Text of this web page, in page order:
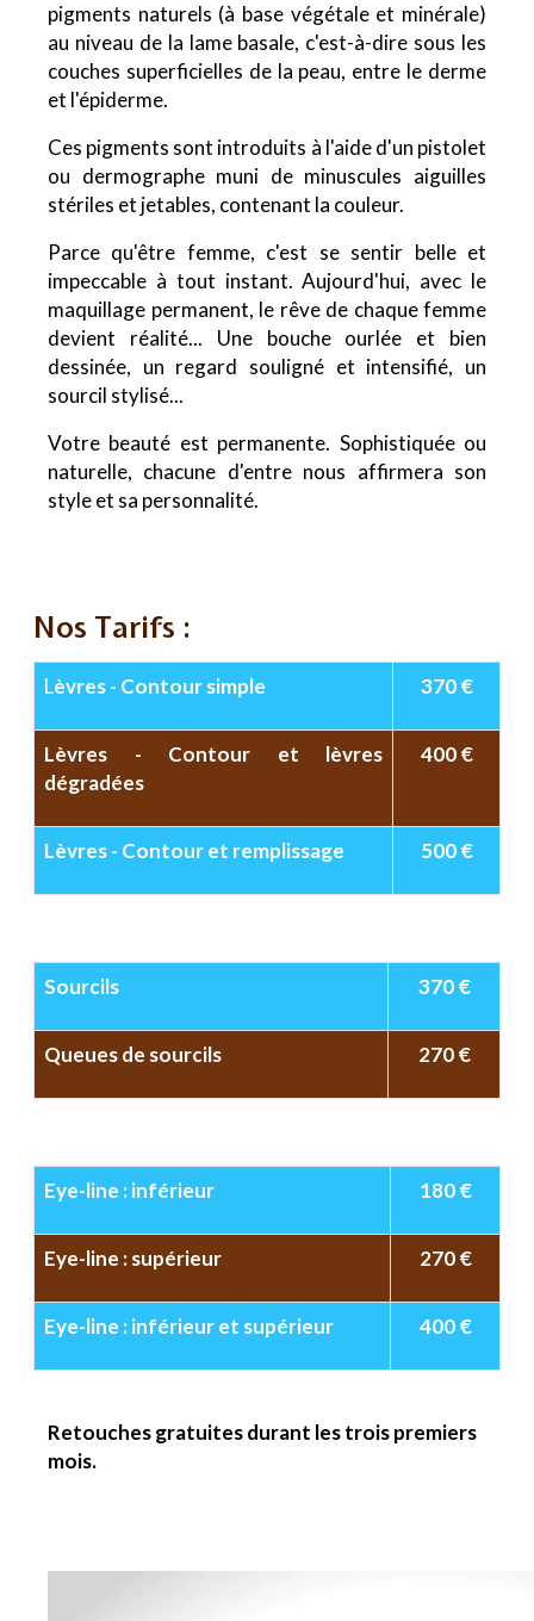
pigments naturels (à base végétale et minérale)
au niveau de la lame basale, c'est-à-dire sous les
couches superficielles de la peau, entre le derme
et l'épiderme.
Ces pigments sont introduits à l'aide d'un pistolet
ou dermographe muni de minuscules aiguilles
stériles et jetables, contenant la couleur.
Parce qu'être femme, c'est se sentir belle et
impeccable à tout instant. Aujourd'hui, avec le
maquillage permanent, le rêve de chaque femme
devient réalité... Une bouche ourlée et bien
dessinée, un regard souligné et intensifié, un
sourcil stylisé...
Votre beauté est permanente. Sophistiquée ou
naturelle, chacune d'entre nous affirmera son
style et sa personnalité.
Nos Tarifs :
Lèvres - Contour simple 370 €
Lèvres - Contour et lèvres
dégradées
400 €
Lèvres - Contour et remplissage 500 €
Sourcils 370 €
Queues de sourcils 270 €
Eye-line : inférieur 180 €
Eye-line : supérieur 270 €
Eye-line : inférieur et supérieur 400 €
Retouches gratuites durant les trois premiers
mois.